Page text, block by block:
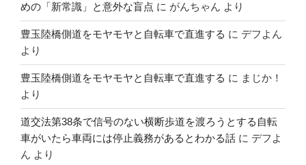
めの「新常識」と意外な盲点 に がんちゃん より
豊玉陸橋側道をモヤモヤと自転車で直進する に デフよん
より
豊玉陸橋側道をモヤモヤと自転車で直進する に まじか！
より
道交法第38条で信号のない横断歩道を渡ろうとする自転
車がいたら車両には停止義務があるとわかる話 に デフよ
ん より